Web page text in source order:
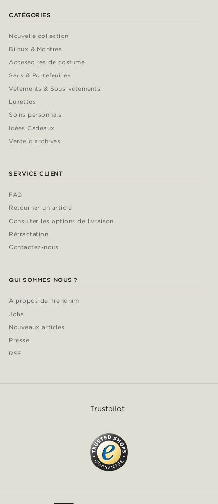
CATÉGORIES
Nouvelle collection
Bijoux & Montres
Accessoires de costume
Sacs & Portefeuilles
Vêtements & Sous-vêtements
Lunettes
Soins personnels
Idées Cadeaux
Vente d'archives
SERVICE CLIENT
FAQ
Retourner un article
Consulter les options de livraison
Rétractation
Contactez-nous
QUI SOMMES-NOUS ?
À propos de Trendhim
Jobs
Nouveaux articles
Presse
RSE
Trustpilot